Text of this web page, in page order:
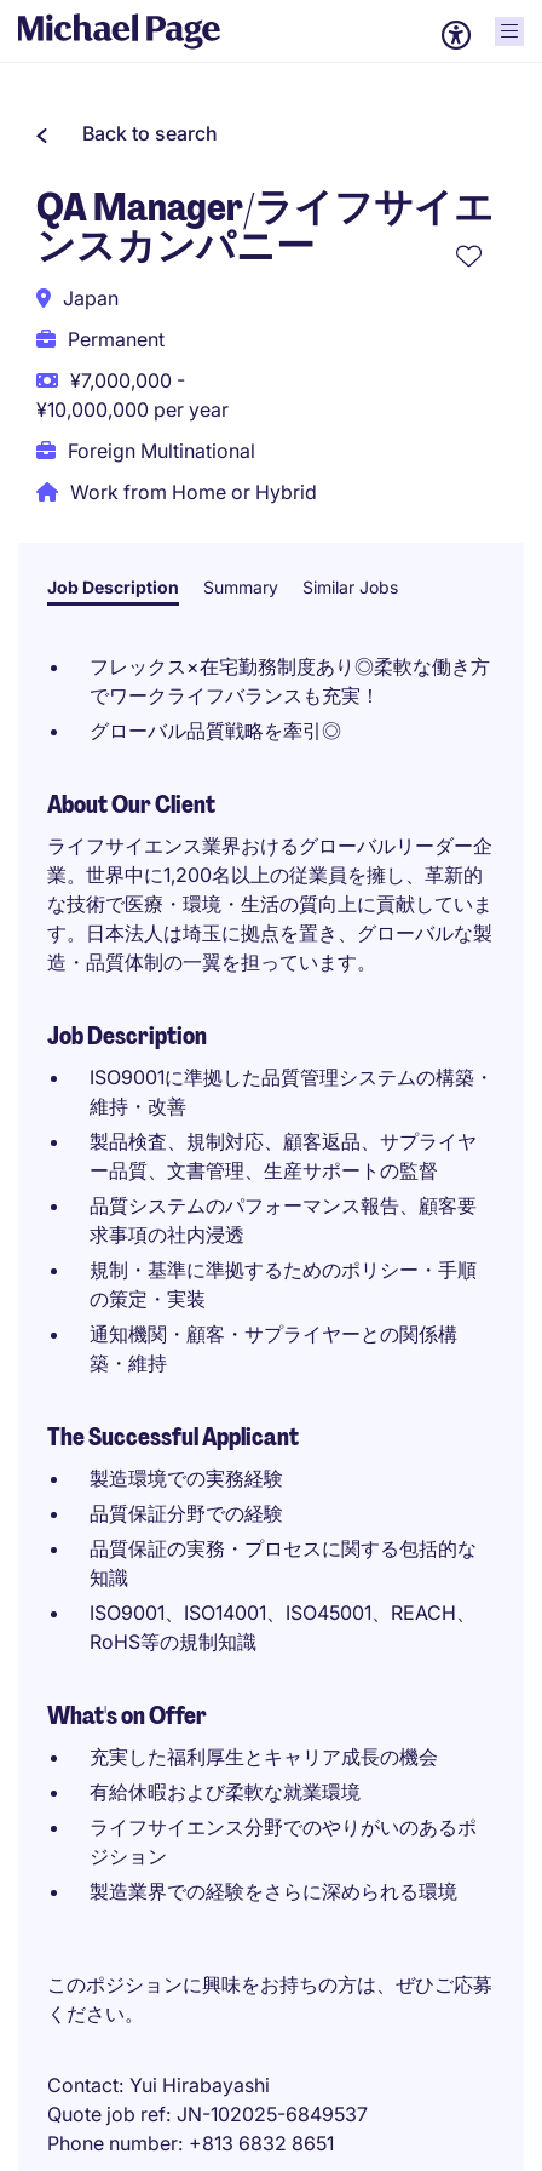
Back to search
QA Manager/ライフサイエ
ンスカンパニー
Japan
Permanent
¥7,000,000 -
¥10,000,000 per year
Foreign Multinational
Work from Home or Hybrid
Job Description Summary Similar Jobs
フレックス×在宅勤務制度あり◎柔軟な働き方
でワークライフバランスも充実！
グローバル品質戦略を牽引◎
About Our Client
ライフサイエンス業界おけるグローバルリーダー企
業。世界中に1,200名以上の従業員を擁し、革新的
な技術で医療・環境・生活の質向上に貢献していま
す。日本法人は埼玉に拠点を置き、グローバルな製
造・品質体制の一翼を担っています。
Job Description
ISO9001に準拠した品質管理システムの構築・
維持・改善
製品検査、規制対応、顧客返品、サプライヤ
ー品質、文書管理、生産サポートの監督
品質システムのパフォーマンス報告、顧客要
求事項の社内浸透
規制・基準に準拠するためのポリシー・手順
の策定・実装
通知機関・顧客・サプライヤーとの関係構
築・維持
The Successful Applicant
製造環境での実務経験
品質保証分野での経験
品質保証の実務・プロセスに関する包括的な
知識
ISO9001、ISO14001、ISO45001、REACH、
RoHS等の規制知識
What's on Offer
充実した福利厚生とキャリア成長の機会
有給休暇および柔軟な就業環境
ライフサイエンス分野でのやりがいのあるポ
ジション
製造業界での経験をさらに深められる環境
このポジションに興味をお持ちの方は、ぜひご応募
ください。
Contact Yui Hirabayashi
Quote job ref JN-102025-6849537
Phone number +813 6832 8651